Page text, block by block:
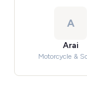
A
Arai
Motorcycle &